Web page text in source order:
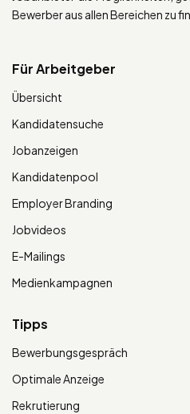
Bewerber aus allen Bereichen zu
Für Arbeitgeber
Übersicht
Kandidatensuche
Jobanzeigen
Kandidatenpool
Employer Branding
Jobvideos
E-Mailings
Medienkampagnen
Tipps
Bewerbungsgespräch
Optimale Anzeige
Rekrutierung